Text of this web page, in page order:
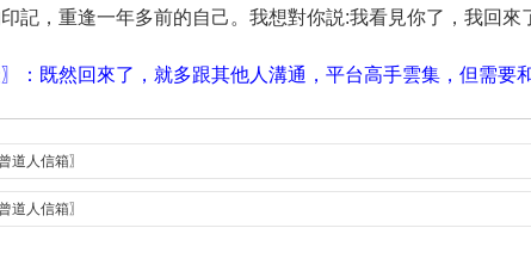
記，重逢一年多前的自己。我想對你説:我看見你了，我回來
：既然回來了，就多跟其他人溝通，平台高手雲集，但需要
道人信箱〗
道人信箱〗